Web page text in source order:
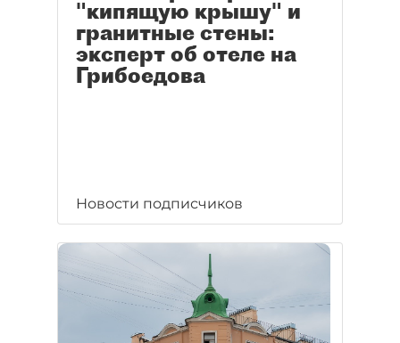
"кипящую крышу" и
гранитные стены:
эксперт об отеле на
Грибоедова
Новости подписчиков